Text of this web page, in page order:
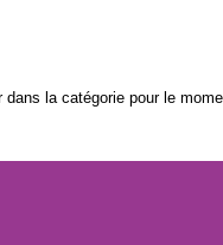
la catégorie pour le